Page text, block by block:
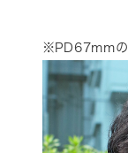
※PD67mmの